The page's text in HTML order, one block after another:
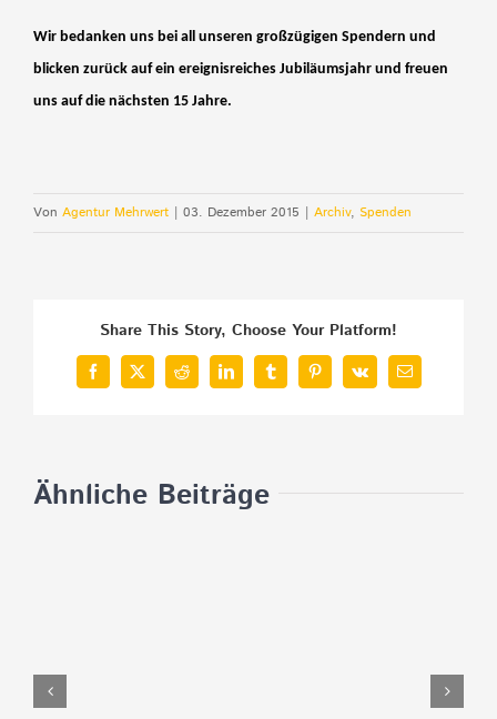
Wir bedanken uns bei all unseren großzügigen Spendern und
blicken zurück auf ein ereignisreiches Jubiläumsjahr und freuen
uns auf die nächsten 15 Jahre.
Von Agentur Mehrwert | 03. Dezember 2015 | Archiv, Spenden
Share This Story, Choose Your Platform!
Facebook
X Reddit LinkedInTumblrPinterest
Vk
E-
Mail
Ähnliche Beiträge